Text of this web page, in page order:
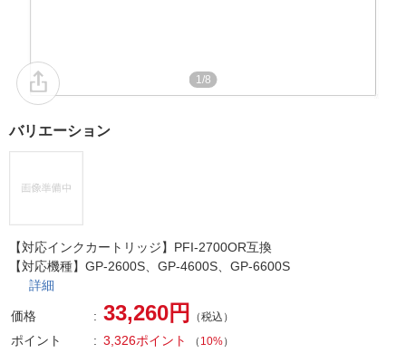
1/8
バリエーション
【対応インクカートリッジ】PFI-2700OR互換
【対応機種】GP-2600S、GP-4600S、GP-6600S
詳細
価格 33,260円 （税込）
ポイント 3,326ポイント （ 10%）